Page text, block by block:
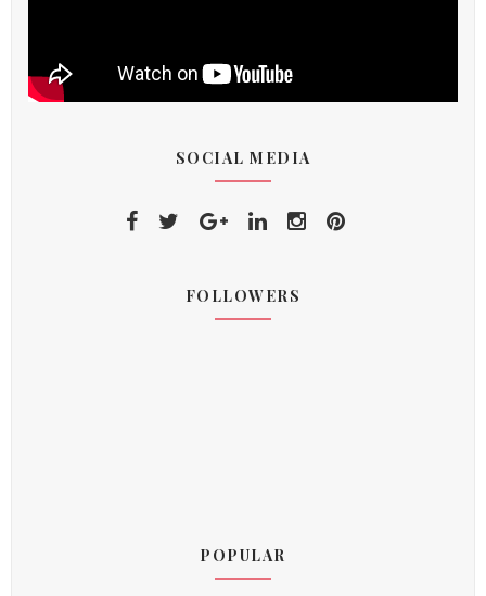
SOCIAL MEDIA
FOLLOWERS
POPULAR